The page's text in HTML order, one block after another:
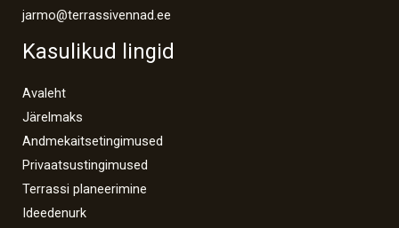
jarmo@terrassivennad.ee
Kasulikud lingid
Avaleht
Järelmaks
Andmekaitsetingimused
Privaatsustingimused
Terrassi planeerimine
Ideedenurk